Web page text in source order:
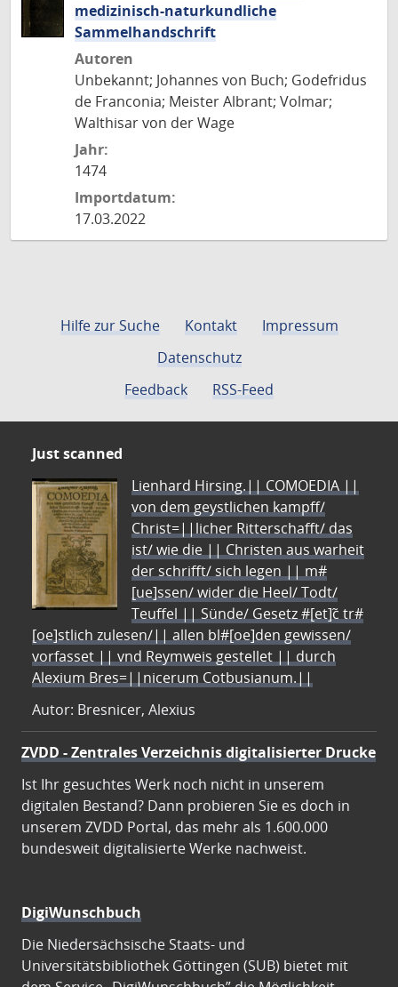
medizinisch-naturkundliche
Sammelhandschrift
Autoren
Unbekannt; Johannes von Buch; Godefridus
de Franconia; Meister Albrant; Volmar;
Walthisar von der Wage
Jahr:
1474
Importdatum:
17.03.2022
Hilfe zur Suche Kontakt
Impressum
Datenschutz
Feedback
RSS-Feed
Just scanned
Lienhard Hirsing.|| COMOEDIA ||
von dem geystlichen kampff/
Christ=||licher Ritterschafft/ das
ist/ wie die || Christen aus warheit
der schrifft/ sich legen || m#
[ue]ssen/ wider die Heel/ Todt/
Teuffel || Sünde/ Gesetz #[et]c̃ tr#
[oe]stlich zulesen/|| allen bl#[oe]den gewissen/
vorfasset || vnd Reymweis gestellet || durch
Alexium Bres=||nicerum Cotbusianum.||
Autor: Bresnicer, Alexius
ZVDD - Zentrales Verzeichnis digitalisierter Drucke
Ist Ihr gesuchtes Werk noch nicht in unserem
digitalen Bestand? Dann probieren Sie es doch in
unserem ZVDD Portal, das mehr als 1.600.000
bundesweit digitalisierte Werke nachweist.
DigiWunschbuch
Die Niedersächsische Staats- und
Universitätsbibliothek Göttingen (SUB) bietet mit